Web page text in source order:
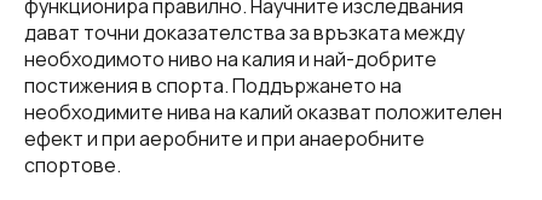
функционира правилно. Научните изследвания
дават точни доказателства за връзката между
необходимото ниво на калия и най-добрите
постижения в спорта. Поддържането на
необходимите нива на калий оказват положителен
ефект и при аеробните и при анаеробните
спортове.